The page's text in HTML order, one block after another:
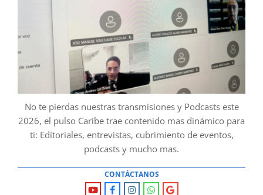
No te pierdas nuestras transmisiones y Podcasts este
2026, el pulso Caribe trae contenido mas dinámico para
ti: Editoriales, entrevistas, cubrimiento de eventos,
podcasts y mucho mas.
CONTÁCTANOS